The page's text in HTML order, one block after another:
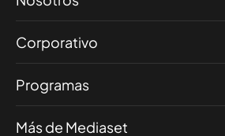
Corporativo
Programas
Más de Mediaset